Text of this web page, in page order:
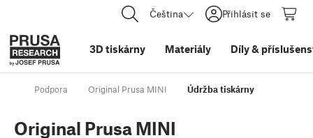
Čeština Přihlásit se
3D tiskárny Materiály Díly&
Podpora Original Prusa MINI Údržba tiskárny
Original Prusa MINI